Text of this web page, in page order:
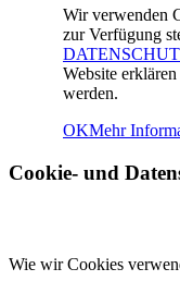
Wir verwenden
zur Verfügung
Website
werden.
OKMehr
Cookie- und
Wie wir Cookies